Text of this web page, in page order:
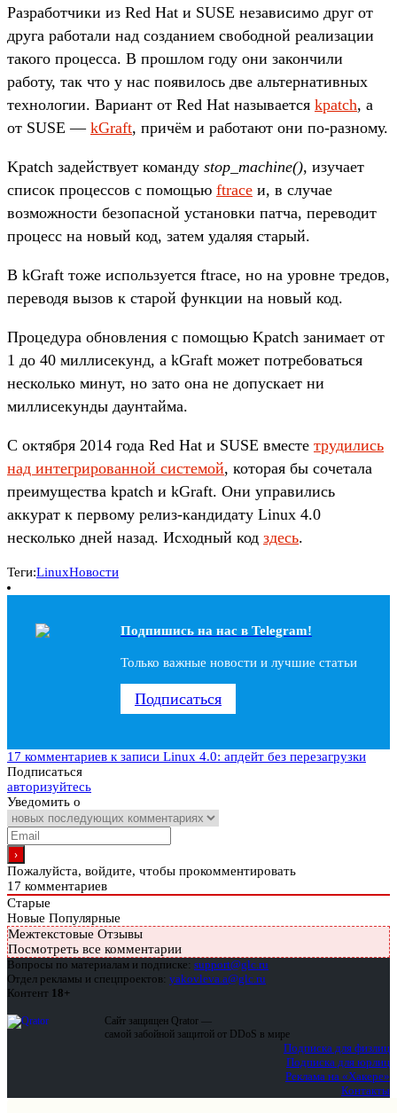
Разработчики из Red Hat и SUSE независимо друг от
друга работали над созданием свободной реализации
такого процесса. В прошлом году они закончили
работу, так что у нас появилось две альтернативных
технологии. Вариант от Red Hat называется kpatch, а
от SUSE — kGraft, причём и работают они по-разному.
Kpatch задействует команду stop_machine(), изучает
список процессов с помощью ftrace и, в случае
возможности безопасной установки патча, переводит
процесс на новый код, затем удаляя старый.
В kGraft тоже используется ftrace, но на уровне тредов,
переводя вызов к старой функции на новый код.
Процедура обновления с помощью Kpatch занимает от
1 до 40 миллисекунд, а kGraft может потребоваться
несколько минут, но зато она не допускает ни
миллисекунды даунтайма.
С октября 2014 года Red Hat и SUSE вместе трудились
над интегрированной системой, которая бы сочетала
преимущества kpatch и kGraft. Они управились
аккурат к первому релиз-кандидату Linux 4.0
несколько дней назад. Исходный код здесь.
Теги:LinuxНовости
Подпишись на наc в Telegram!
Только важные новости и лучшие статьи
Подписаться
17 комментариев к записи Linux 4.0: апдейт без перезагрузки
Подписаться
авторизуйтесь
Уведомить о
Пожалуйста, войдите, чтобы прокомментировать
17 комментариев
Старые
Новые Популярные
Межтекстовые Отзывы
Посмотреть все комментарии
Вопросы по материалам и подписке: support@glc.ru
Отдел рекламы и спецпроектов: yakovleva.a@glc.ru
Контент 18+
Сайт защищен Qrator —
самой забойной защитой от DDoS в мире
Подписка для физлиц
Подписка для юрлиц
Реклама на «Хакере»
Контакты